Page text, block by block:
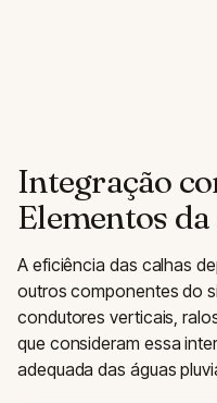
Integração
Elementos
A eficiência das calhas
outros componentes do
condutores verticais,
que consideram essa
adequada das águas